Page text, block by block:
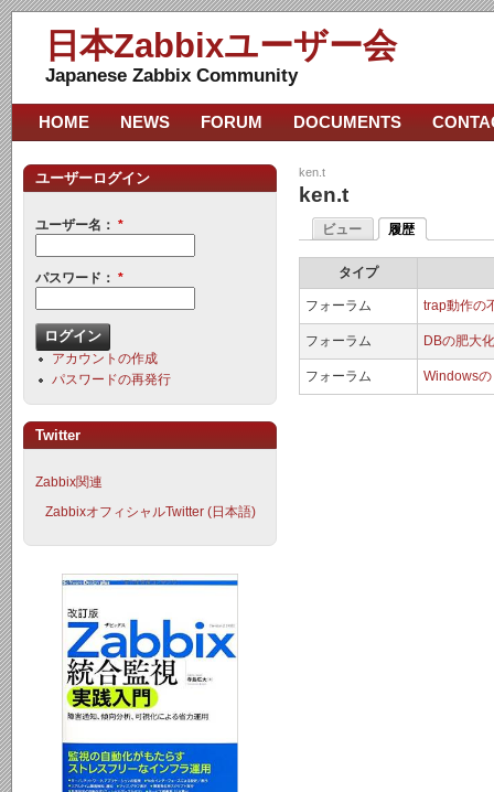
日本Zabbixユーザー会
Japanese Zabbix Community
ken.t
ken.t
ビュー 履歴
タイプ
フォーラム trap動作の
フォーラム DBの肥大
フォーラム Windows
HOME NEWS FORUM DOCUMENTS
ユーザーログイン
ユーザー名： *
パスワード： *
アカウントの作成
パスワードの再発行
Twitter
Zabbix関連
ZabbixオフィシャルTwitter (日本語)